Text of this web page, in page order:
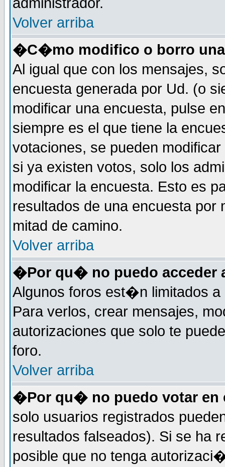
Volver arriba
�C�mo modifico o borro
Al igual que con los mensajes,
encuesta generada por Ud. (o
modificar una encuesta, pulse
siempre es el que tiene la
votaciones, se pueden
si ya existen votos, solo los
modificar la encuesta. Esto es
resultados de una encuesta
mitad de camino.
Volver arriba
�Por qu� no puedo acceder
Algunos foros est�n limitados
Para verlos, crear mensajes,
autorizaciones que solo te
foro.
Volver arriba
�Por qu� no puedo votar en
solo usuarios registrados
resultados falseados). Si se ha
posible que no tenga